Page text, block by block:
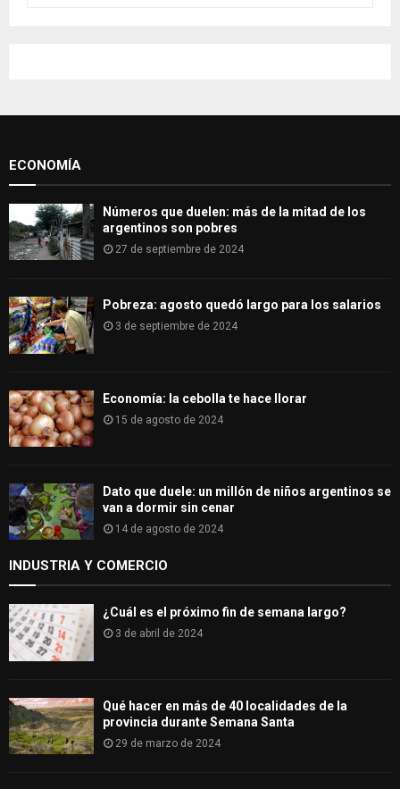
o
H
ECONOMÍA
Números que duelen: más de la mitad de los
argentinos son pobres
27 de septiembre de 2024
Pobreza: agosto quedó largo para los salarios
3 de septiembre de 2024
Economía: la cebolla te hace llorar
15 de agosto de 2024
Dato que duele: un millón de niños argentinos se
van a dormir sin cenar
14 de agosto de 2024
INDUSTRIA Y COMERCIO
¿Cuál es el próximo fin de semana largo?
3 de abril de 2024
Qué hacer en más de 40 localidades de la
provincia durante Semana Santa
29 de marzo de 2024